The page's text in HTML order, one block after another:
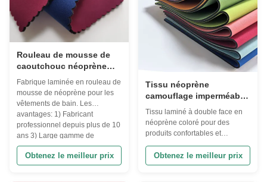
Rouleau de mousse de
caoutchouc néoprène
30D CR pour maillots de
bain et vêtements
Fabrique laminée en rouleau de
mousse de néoprène pour les
vêtements de bain. Les
avantages: 1) Fabricant
professionnel depuis plus de 10
ans 3) Large gamme de
produits à votre choix: Tissus
tissés: tissu Ponge/taffeta, tissu
chiffon, tissu nylon taffeta, tissu
Obtenez le meilleur prix
Tissu néoprène
camouflage imperméable
laminé double face
Tissu laminé à double face en
néoprène coloré pour des
produits confortables et
durables Attributs du produit
Attribut Valeur Matériel
Neoprène Couleur du tissu
Obtenez le meilleur prix